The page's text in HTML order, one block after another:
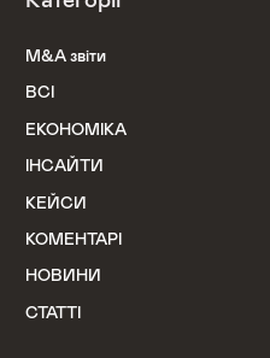
M&A звіти
ВСІ
ЕКОНОМІКА
ІНСАЙТИ
КЕЙСИ
КОМЕНТАРІ
НОВИНИ
СТАТТІ